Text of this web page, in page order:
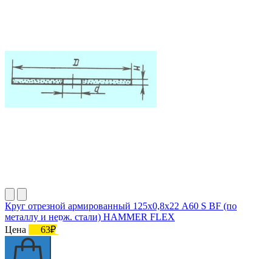
Круг отрезной армированный 125х0,8х22 А60 S BF (по
металлу и нерж. стали) HAMMER FLEX
Цена
63₽